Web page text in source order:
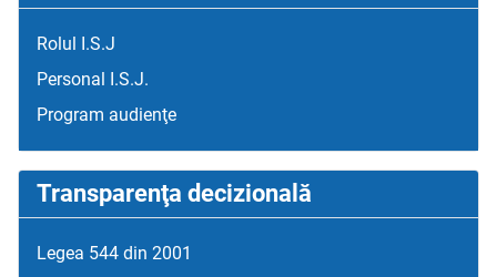
Rolul I.S.J
Personal I.S.J.
Program audienţe
Transparenţa decizională
Legea 544 din 2001